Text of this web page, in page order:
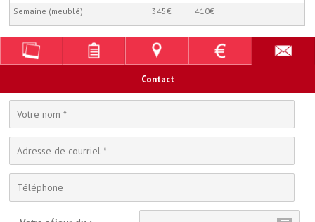
Semaine (meublé) 345€ 410€
Contact